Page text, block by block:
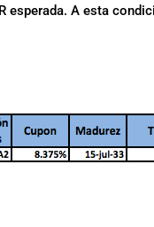
esperada. A esta